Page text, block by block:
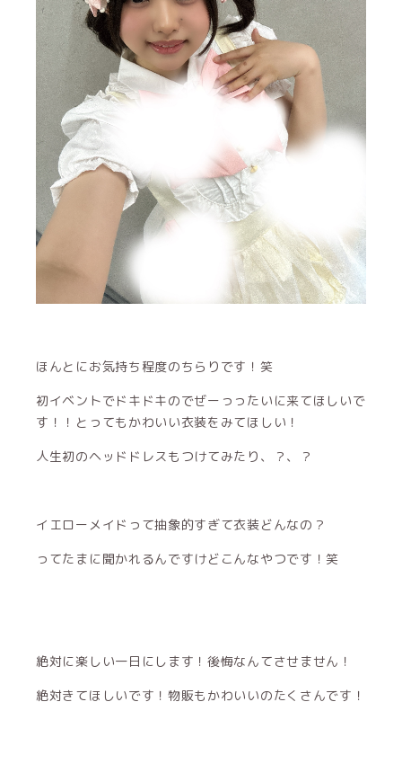
ほんとにお気持ち程度のちらりです！笑
初イベントでドキドキのでぜーっったいに来てほしいで
す！！とってもかわいい衣装をみてほしい！
人生初のヘッドドレスもつけてみたり、？、？
イエローメイドって抽象的すぎて衣装どんなの？
ってたまに聞かれるんですけどこんなやつです！笑
絶対に楽しい一日にします！後悔なんてさせません！
絶対きてほしいです！物販もかわいいのたくさんです！